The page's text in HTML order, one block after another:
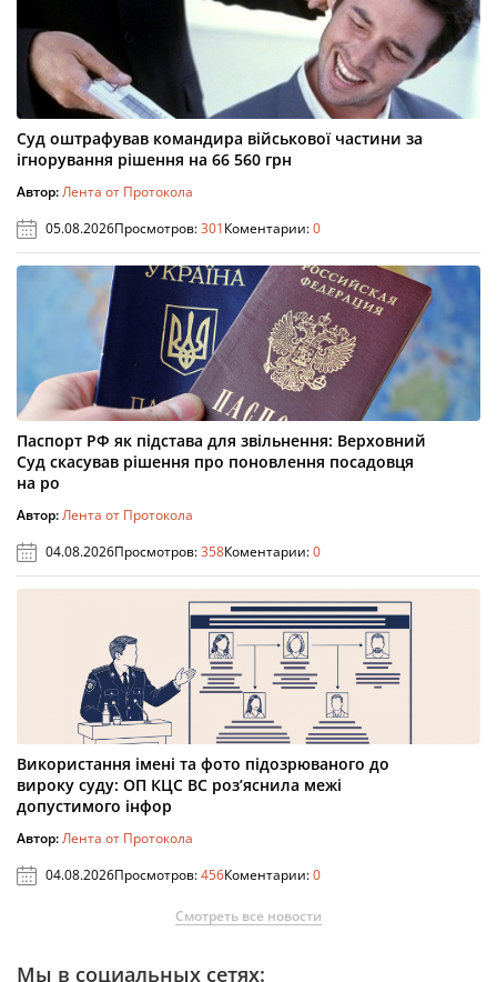
Суд оштрафував командира військової частини за
ігнорування рішення на 66 560 грн
Автор:Лента от Протокола
05.08.2026Просмотров:301Коментарии:0
Паспорт РФ як підстава для звільнення: Верховний
Суд скасував рішення про поновлення посадовця
на ро
Автор:Лента от Протокола
04.08.2026Просмотров:358Коментарии:0
Використання імені та фото підозрюваного до
вироку суду: ОП КЦС ВС роз’яснила межі
допустимого інфор
Автор:Лента от Протокола
04.08.2026Просмотров:456Коментарии:0
Смотреть все новости
Мы в социальных сетях: